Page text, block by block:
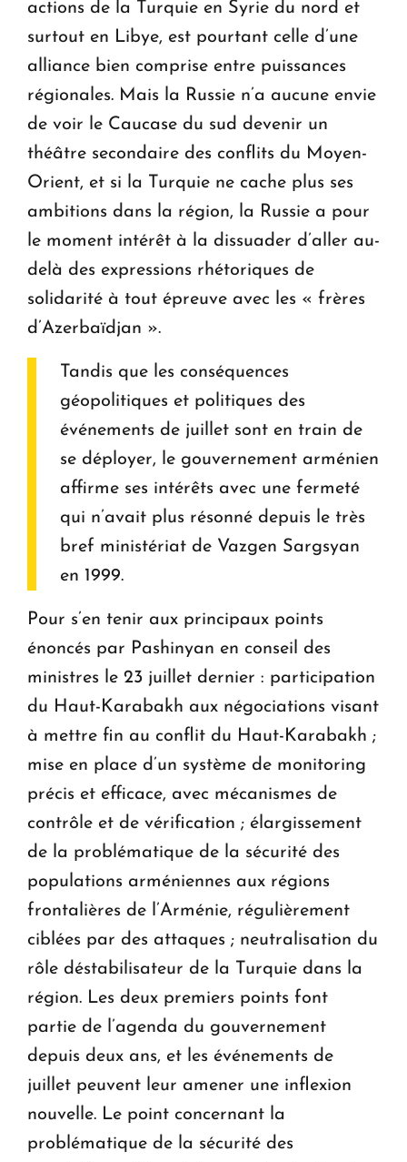
actions de la Turquie en Syrie du nord et
surtout en Libye, est pourtant celle d’une
alliance bien comprise entre puissances
régionales. Mais la Russie n’a aucune envie
de voir le Caucase du sud devenir un
théâtre secondaire des conflits du Moyen-
Orient, et si la Turquie ne cache plus ses
ambitions dans la région, la Russie a pour
le moment intérêt à la dissuader d’aller au-
delà des expressions rhétoriques de
solidarité à tout épreuve avec les « frères
d’Azerbaïdjan ».
Tandis que les conséquences
géopolitiques et politiques des
événements de juillet sont en train de
se déployer, le gouvernement arménien
affirme ses intérêts avec une fermeté
qui n’avait plus résonné depuis le très
bref ministériat de Vazgen Sargsyan
en 1999.
Pour s’en tenir aux principaux points
énoncés par Pashinyan en conseil des
ministres le 23 juillet dernier : participation
du Haut-Karabakh aux négociations visant
à mettre fin au conflit du Haut-Karabakh ;
mise en place d’un système de monitoring
précis et efficace, avec mécanismes de
contrôle et de vérification ; élargissement
de la problématique de la sécurité des
populations arméniennes aux régions
frontalières de l’Arménie, régulièrement
ciblées par des attaques ; neutralisation du
rôle déstabilisateur de la Turquie dans la
région. Les deux premiers points font
partie de l’agenda du gouvernement
depuis deux ans, et les événements de
juillet peuvent leur amener une inflexion
nouvelle. Le point concernant la
problématique de la sécurité des